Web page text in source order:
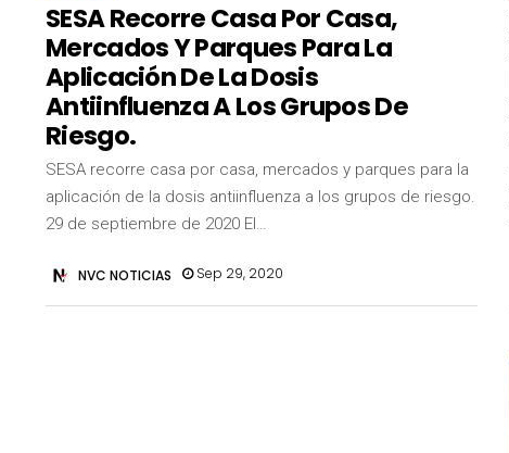
SESA Recorre Casa Por Casa,
Mercados Y Parques Para La
Aplicación De La Dosis
Antiinfluenza A Los Grupos De
Riesgo.
SESA recorre casa por casa, mercados y parques para la
aplicación de la dosis antiinfluenza a los grupos de riesgo.
29 de septiembre de 2020 El…
NVC NOTICIAS Sep 29, 2020